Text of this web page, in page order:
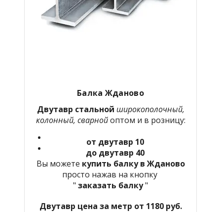
Балка Жданово
Двутавр стальной широкополочный,
колонный, сварнойоптом и в розницу:
от двутавр 10
до двутавр 40
Вы можете купить балку в Жданово
просто нажав на кнопку
" заказать балку"
Двутавр цена за метр от 1180 руб.